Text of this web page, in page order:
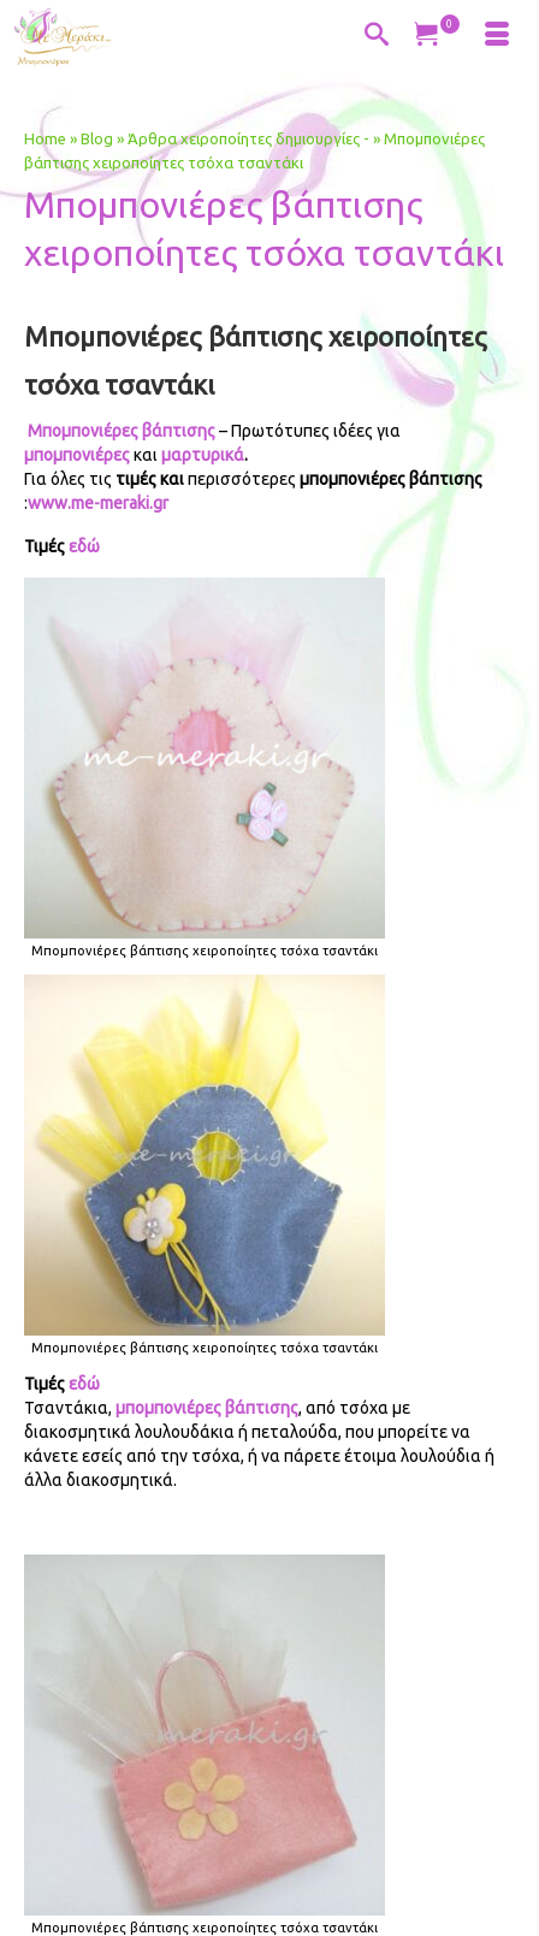
0
Home » Blog » Άρθρα χειροποίητες δημιουργίες - » Μπομπονιέρες
βάπτισης χειροποίητες τσόχα τσαντάκι
Μπομπονιέρες βάπτισης
χειροποίητες τσόχα τσαντάκι
Μπομπονιέρες βάπτισης χειροποίητες
τσόχα τσαντάκι
Μπομπονιέρες βάπτισης– Πρωτότυπες ιδέες για
μπομπονιέρεςκαι μαρτυρικά.
Για όλες τις τιμές καιπερισσότερες μπομπονιέρες βάπτισης
:www.me-meraki.gr
Τιμέςεδώ
Μπομπονιέρες βάπτισης χειροποίητες τσόχα τσαντάκι
Μπομπονιέρες βάπτισης χειροποίητες τσόχα τσαντάκι
Τιμέςεδώ
Τσαντάκια, μπομπονιέρες βάπτισης, από τσόχα με
διακοσμητικά λουλουδάκια ή πεταλούδα, που μπορείτε να
κάνετε εσείς από την τσόχα, ή να πάρετε έτοιμα λουλούδια ή
άλλα διακοσμητικά.
Μπομπονιέρες βάπτισης χειροποίητες τσόχα τσαντάκι